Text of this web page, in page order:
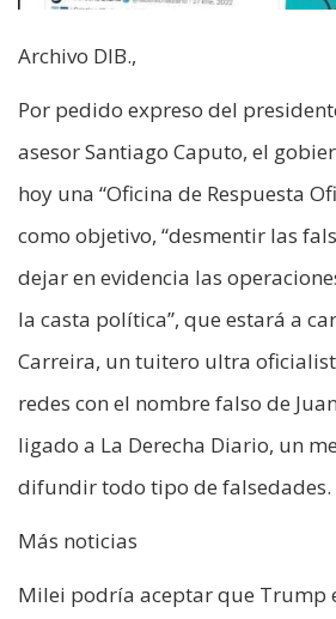
Archivo DIB.,
Por pedido expreso del
asesor Santiago Caputo, el
hoy una “Oficina de Respuesta
como objetivo, “desmentir las
dejar en evidencia las
la casta política”, que estará a
Carreira, un tuitero ultra
redes con el nombre falso de
ligado a La Derecha Diario, un
difundir todo tipo de falsedades.
Más noticias
Milei podría aceptar que Trump